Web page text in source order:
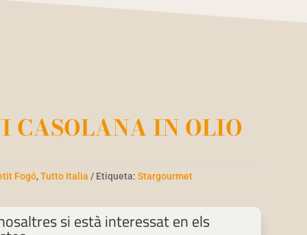
CASOLANA IN OLIO
Fogó,Tutto Italia Etiqueta:Stargourmet
si està interessat en els